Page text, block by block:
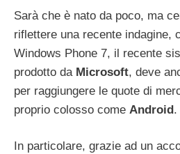
Sarà che è nato da poco, ma
riflettere una recente indagine,
Windows Phone 7, il recente
prodotto da Microsoft, deve
per raggiungere le quote di
proprio colosso come Android.
In particolare, grazie ad un